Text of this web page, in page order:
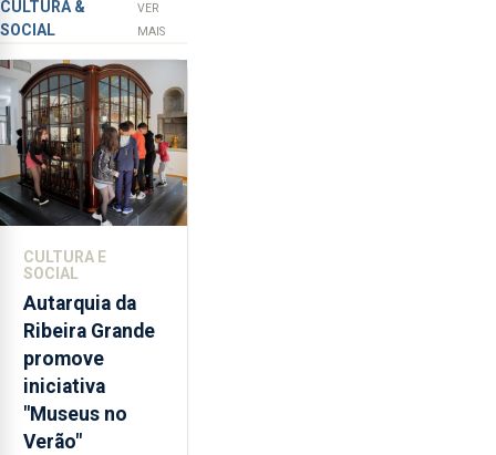
prevenção
primária
da
violência
doméstica,
através
da
promoção
de
competências
pessoais,
emocionais
e
sociais
junto
das
crianças
Açores
CULTURA &
SOCIAL
VER
MAIS
CULTURA E
SOCIAL
Autarquia da
Ribeira Grande
promove
iniciativa
"Museus no
Verão"